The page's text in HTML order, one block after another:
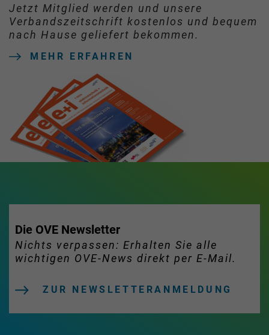
Jetzt Mitglied werden und unsere
Verbandszeitschrift kostenlos und bequem
nach Hause geliefert bekommen.
MEHR ERFAHREN
Die OVE Newsletter
Nichts verpassen: Erhalten Sie alle
wichtigen OVE-News direkt per E-Mail.
ZUR NEWSLETTERANMELDUNG